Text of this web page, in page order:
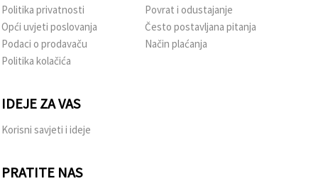
Politika privatnosti
Opći uvjeti poslovanja
Podaci o prodavaču
Politika kolačića
Povrat i odustajanje
Često postavljana pitanja
Način plaćanja
IDEJE ZA VAS
Korisni savjeti i ideje
PRATITE NAS